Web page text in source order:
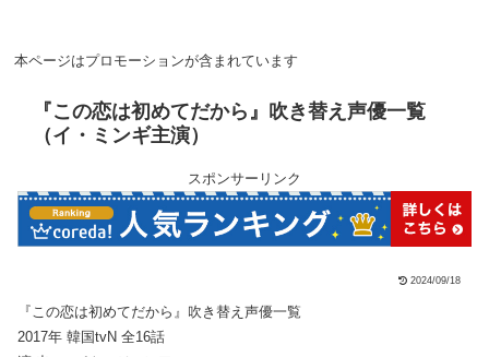
本ページはプロモーションが含まれています
『この恋は初めてだから』吹き替え声優一覧
（イ・ミンギ主演）
スポンサーリンク
2024/09/18
『この恋は初めてだから』吹き替え声優一覧
2017年 韓国tvN 全16話